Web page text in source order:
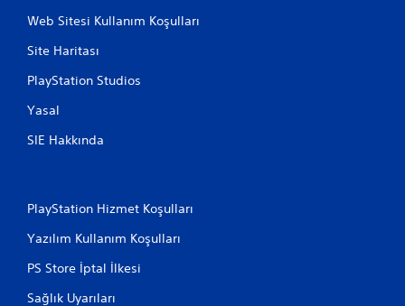
Web Sitesi Kullanım Koşulları
Site Haritası
PlayStation Studios
Yasal
SIE Hakkında
PlayStation Hizmet Koşulları
Yazılım Kullanım Koşulları
PS Store İptal İlkesi
Sağlık Uyarıları